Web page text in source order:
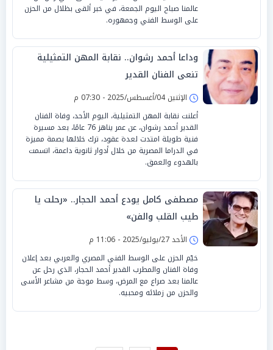
عالمنا صباح اليوم الجمعة، في خبر ألقى بظلال من الحزن
على الوسط الفني وجمهوره.
وداعا أحمد رشوان.. نقابة المهن التمثيلية
تنعى الفنان القدير
الإثنين 04/أغسطس/2025 - 07:30 م
أعلنت نقابة المهن التمثيلية، اليوم الأحد، وفاة الفنان
القدير أحمد رشوان، عن عمر يناهز 76 عامًا، بعد مسيرة
فنية طويلة امتدت لعدة عقود، ترك خلالها بصمة مميزة
في الدراما المصرية من خلال أدوار ثانوية داعمة، اتسمت
بالهدوء والعمق.
مصطفى كامل يودع أحمد الحجار.. «رحلت يا
طيب القلب والفن»
الأحد 27/يوليو/2025 - 11:06 م
خيّم الحزن على الوسط الفني المصري والعربي بعد إعلان
وفاة الفنان والمطرب القدير أحمد الحجار، الذي رحل عن
عالمنا بعد صراع مع المرض، وسط موجة من مشاعر الأسى
والحزن من زملائه ومحبيه.